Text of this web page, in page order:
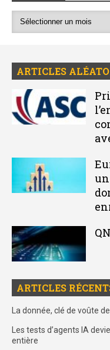
ARTICLES
ARTICLES
La donnée, clé de voûte
Les tests d’agents IA
entière